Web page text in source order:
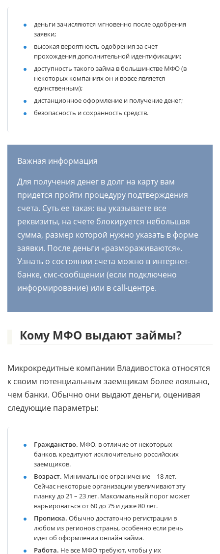
деньги зачисляются мгновенно после одобрения
заявки;
высокая вероятность одобрения за счет
прохождения дополнительной идентификации;
доступность такого займа в большинстве МФО (в
некоторых компаниях он и вовсе является
единственным);
дистанционное оформление и получение денег;
безопасность и сохранность средств.
Важная информация
Для получения денег в долг на карту вам
придется пройти процедуру подтверждения
счета. Суть ее такая: вы указываете все
реквизиты, на счете блокируется небольшая
сумма, размер которой нужно указать в форме
заявки. После деньги «размораживаются».
Узнать о состоянии счета можно в интернет-
банке, смс-сообщении (если подключено
информирование) или в call-центре.
Кому МФО выдают займы?
Микрокредитные компании Владивостока относятся
к своим потенциальным заемщикам более лояльно,
чем банки. Обычно они выдают деньги, оценивая
следующие параметры:
Гражданство. МФО, в отличие от некоторых
банков, кредитуют исключительно российских
заемщиков.
Возраст. Минимальное ограничение – 18 лет.
Сейчас некоторые организации увеличивают эту
планку до 21 – 23 лет. Максимальный порог может
варьироваться от 60 до 75 и даже 80 лет.
Прописка. Обычно достаточно регистрации в
любом из регионов страны, особенно если речь
идет об оформлении онлайн займа.
Работа. Не все МФО требуют, чтобы у их